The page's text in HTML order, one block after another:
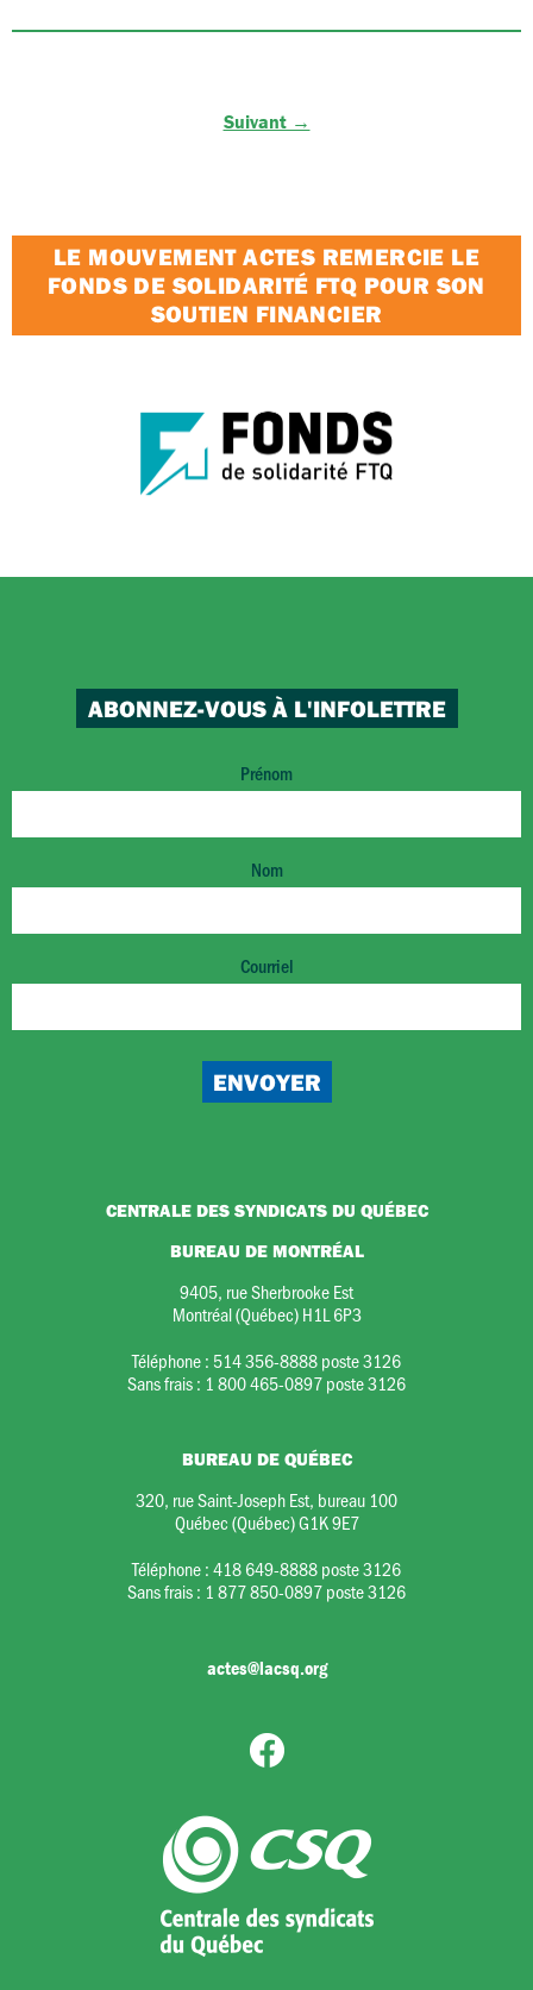
Suivant →
LE MOUVEMENT ACTES REMERCIE LE
FONDS DE SOLIDARITÉ FTQ POUR SON
SOUTIEN FINANCIER
ABONNEZ-VOUS À L'INFOLETTRE
Prénom
Nom
Courriel
CENTRALE DES SYNDICATS DU QUÉBEC
BUREAU DE MONTRÉAL
9405, rue Sherbrooke Est
Montréal (Québec) H1L 6P3
Téléphone : 514 356-8888 poste 3126
Sans frais : 1 800 465-0897 poste 3126
BUREAU DE QUÉBEC
320, rue Saint-Joseph Est, bureau 100
Québec (Québec) G1K 9E7
Téléphone :418 649-8888 poste 3126
Sans frais : 1 877 850-0897 poste 3126
actes@lacsq.org